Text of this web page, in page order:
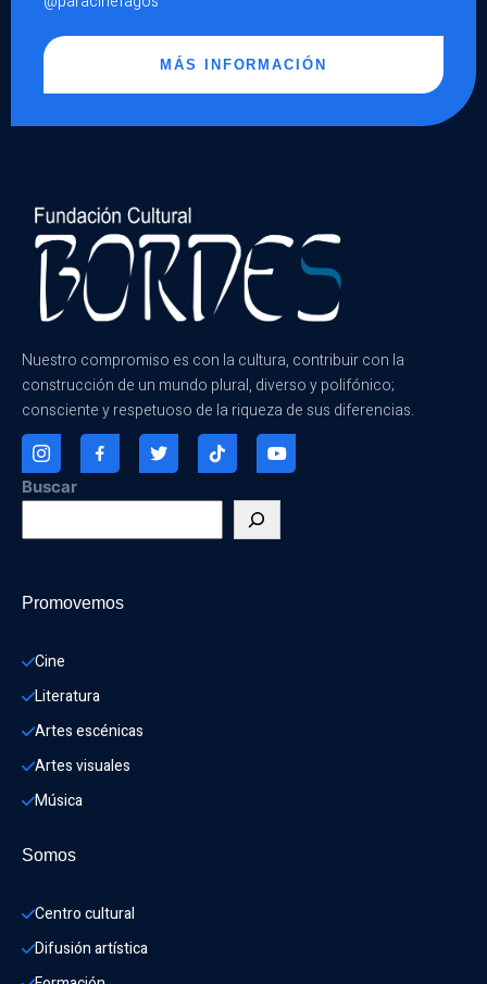
MÁS INFORMACIÓN
Nuestro compromiso es con la cultura, contribuir con la
construcción de un mundo plural, diverso y polifónico;
consciente y respetuoso de la riqueza de sus diferencias.
Buscar
Promovemos
Cine
Literatura
Artes escénicas
Artes visuales
Música
Somos
Centro cultural
Difusión artística